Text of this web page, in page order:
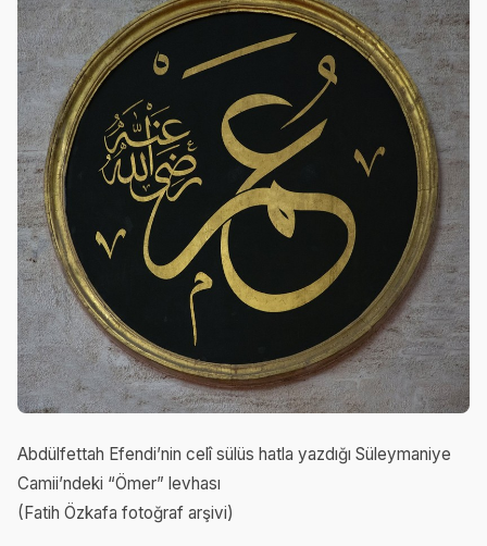
Abdülfettah Efendi’nin celî sülüs hatla yazdığı Süleymaniye
Camii’ndeki “Ömer” levhası
(Fatih Özkafa fotoğraf arşivi)